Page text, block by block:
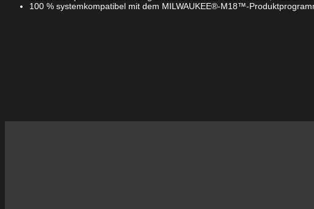
100 % systemkompatibel mit dem MILWAUKEE®-M18™-